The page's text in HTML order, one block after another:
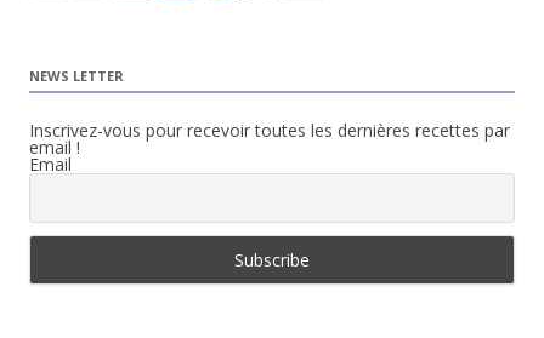
NEWS LETTER
Inscrivez-vous pour recevoir toutes les dernières recettes par
email !
Email